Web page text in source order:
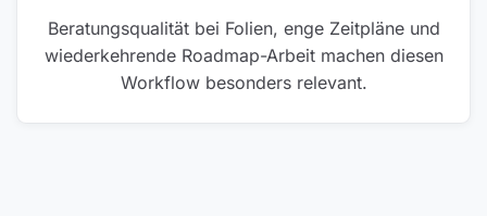
Beratungsqualität bei Folien, enge Zeitpläne und
wiederkehrende Roadmap-Arbeit machen diesen
Workflow besonders relevant.